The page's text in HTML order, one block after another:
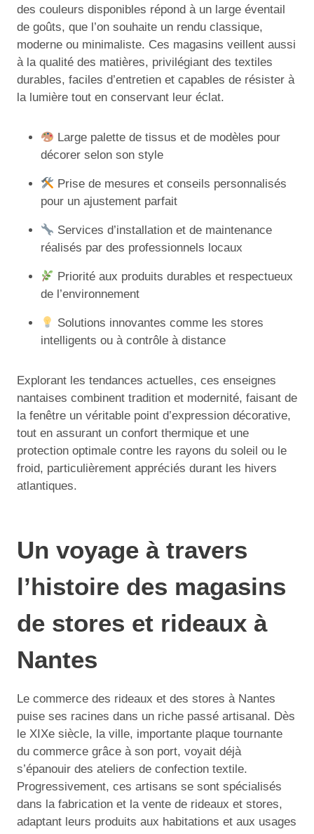
des couleurs disponibles répond à un large éventail
de goûts, que l’on souhaite un rendu classique,
moderne ou minimaliste. Ces magasins veillent aussi
à la qualité des matières, privilégiant des textiles
durables, faciles d’entretien et capables de résister à
la lumière tout en conservant leur éclat.
Large palette de tissus et de modèles pour
décorer selon son style
Prise de mesures et conseils personnalisés
pour un ajustement parfait
Services d’installation et de maintenance
réalisés par des professionnels locaux
Priorité aux produits durables et respectueux
de l’environnement
Solutions innovantes comme les stores
intelligents ou à contrôle à distance
Explorant les tendances actuelles, ces enseignes
nantaises combinent tradition et modernité, faisant de
la fenêtre un véritable point d’expression décorative,
tout en assurant un confort thermique et une
protection optimale contre les rayons du soleil ou le
froid, particulièrement appréciés durant les hivers
atlantiques.
Un voyage à travers
l’histoire des magasins
de stores et rideaux à
Nantes
Le commerce des rideaux et des stores à Nantes
puise ses racines dans un riche passé artisanal. Dès
le XIXe siècle, la ville, importante plaque tournante
du commerce grâce à son port, voyait déjà
s’épanouir des ateliers de confection textile.
Progressivement, ces artisans se sont spécialisés
dans la fabrication et la vente de rideaux et stores,
adaptant leurs produits aux habitations et aux usages